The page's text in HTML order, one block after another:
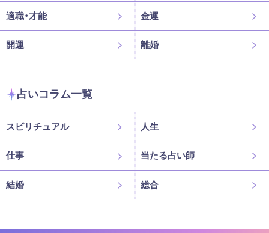
適職・才能 金運
開運 離婚
占いコラム一覧
スピリチュアル 人生
仕事 当たる占い師
結婚 総合